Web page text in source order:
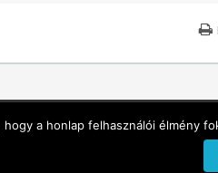
a honlap felhasználói élmény